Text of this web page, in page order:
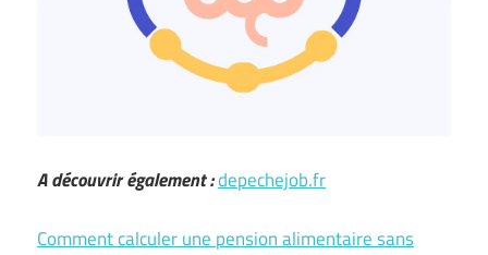
A découvrir également :depechejob.fr
Comment calculer une pension alimentaire sans